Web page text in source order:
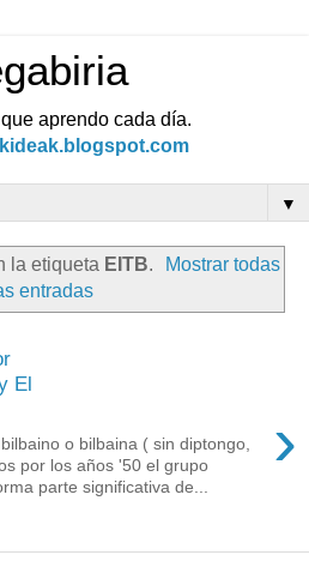
aprendo cada día.
▼
la etiqueta EITB.
Mostrar todas
entradas
El
›
o bilbaina ( sin diptongo,
por los años '50 el grupo
parte significativa de...